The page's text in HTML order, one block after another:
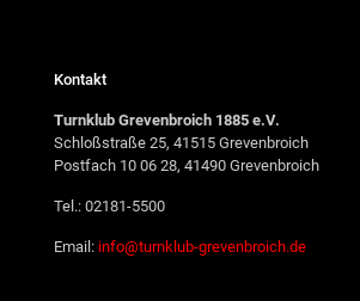
Kontakt
Turnklub Grevenbroich 1885 e.V.
Schloßstraße 25, 41515 Grevenbroich
Postfach 10 06 28, 41490 Grevenbroich
Tel.: 02181-5500
Email: info@turnklub-grevenbroich.de